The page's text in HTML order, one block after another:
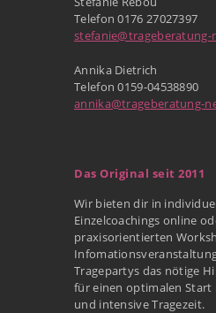
Telefon 0176 27027397
stefanie@trageberatung-
Annika Dietrich
Telefon 0159-04538890
annika@trageberatung-
Das Original seit 2011
Wir bieten dir in
Einzelcoachings online
praxisorientierten
Tragepartys das nötige
für einen optimalen Start
und intensive Tragezeit.